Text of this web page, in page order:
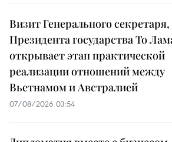
Визит Генерального секретаря,
Президента государства То
открывает этап практической
реализации отношений между
Вьетнамом и Австралией
07/08/2026 03:54